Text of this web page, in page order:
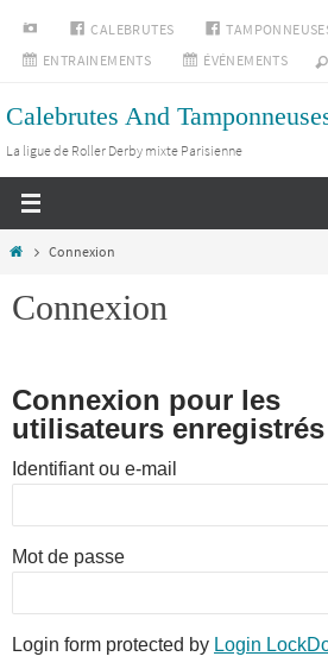
Passer
vers
contenu
INSTAGRAMCALEBRUTES
ENTRAINEMENTS
ÉVÉNEMENTS
Calebrutes And
La ligue de Roller Derby mixte Parisienne
HomeConnexion
Connexion
Connexion pour les
utilisateurs enregistrés
Identifiant ou e-mail
Mot de passe
Login form protected by Login